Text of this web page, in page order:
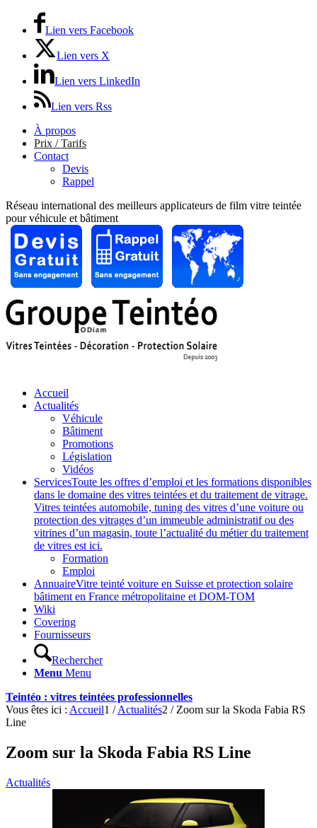
Lien vers Facebook
Lien vers X
Lien vers LinkedIn
Lien vers Rss
À propos
Prix / Tarifs
Contact
Devis
Rappel
Réseau international des meilleurs applicateurs de film vitre teintée
pour véhicule et bâtiment
Accueil
Actualités
Véhicule
Bâtiment
Promotions
Législation
Vidéos
ServicesToute les offres d’emploi et les formations disponibles
dans le domaine des vitres teintées et du traitement de vitrage.
Vitres teintées automobile, tuning des vitres d’une voiture ou
protection des vitrages d’un immeuble administratif ou des
vitrines d’un magasin, toute l’actualité du métier du traitement
de vitres est ici.
Formation
Emploi
AnnuaireVitre teinté voiture en Suisse et protection solaire
bâtiment en France métropolitaine et DOM-TOM
Wiki
Covering
Fournisseurs
Rechercher
Menu Menu
Teintéo : vitres teintées professionnelles
Vous êtes ici : Accueil1 / Actualités2 / Zoom sur la Skoda Fabia RS
Line
Zoom sur la Skoda Fabia RS Line
Actualités